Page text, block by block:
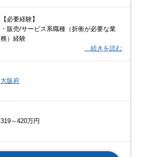
【必要経験】
・販売/サービス系職種（折衝が必要な業
務）経験
…続きを読む
大阪府
319～420万円